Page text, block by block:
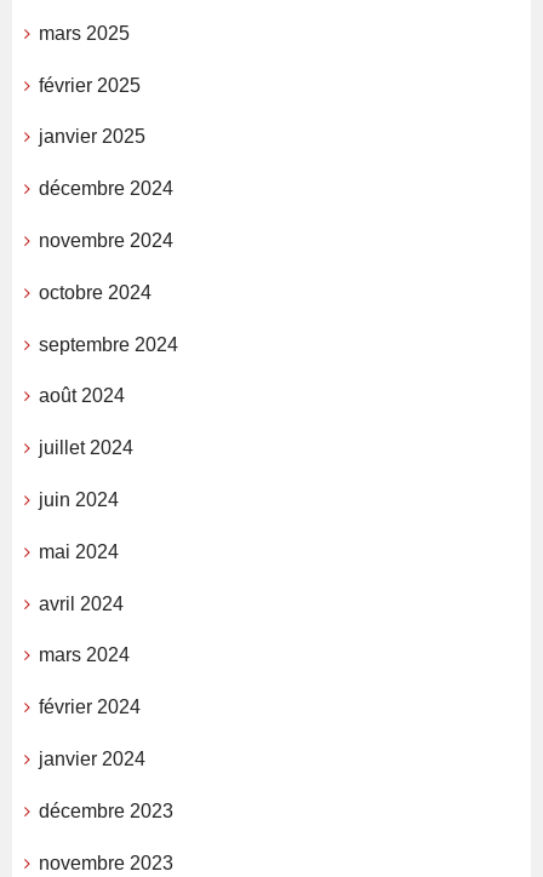
mars 2025
février 2025
janvier 2025
décembre 2024
novembre 2024
octobre 2024
septembre 2024
août 2024
juillet 2024
juin 2024
mai 2024
avril 2024
mars 2024
février 2024
janvier 2024
décembre 2023
novembre 2023